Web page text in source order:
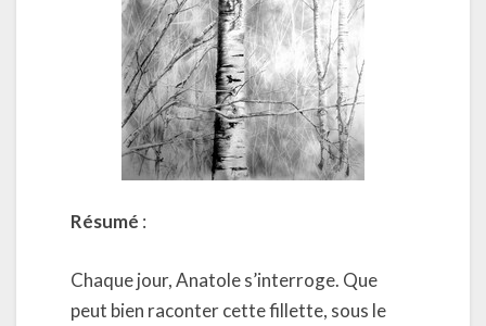
Résumé :
Chaque jour, Anatole s’interroge. Que
peut bien raconter cette fillette, sous le